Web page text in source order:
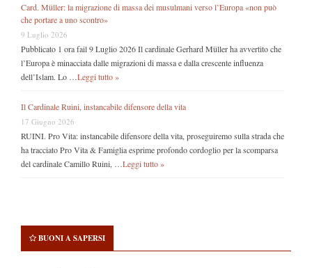
Card. Müller: la migrazione di massa dei musulmani verso l’Europa «non può
che portare a uno scontro»
9 Luglio 2026
Pubblicato 1 ora fail 9 Luglio 2026 Il cardinale Gerhard Müller ha avvertito che
l’Europa è minacciata dalle migrazioni di massa e dalla crescente influenza
dell’Islam. Lo … Leggi tutto »
Il Cardinale Ruini, instancabile difensore della vita
17 Giugno 2026
RUINI. Pro Vita: instancabile difensore della vita, proseguiremo sulla strada che
ha tracciato Pro Vita & Famiglia esprime profondo cordoglio per la scomparsa
del cardinale Camillo Ruini, … Leggi tutto »
BUONI A SAPERSI